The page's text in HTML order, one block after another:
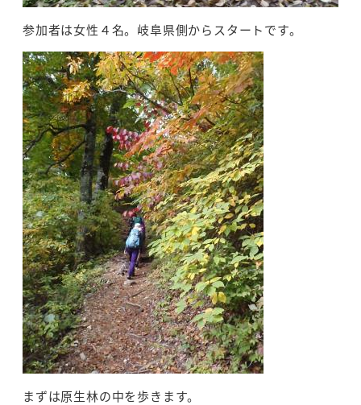
参加者は女性４名。岐阜県側からスタートです。
まずは原生林の中を歩きます。